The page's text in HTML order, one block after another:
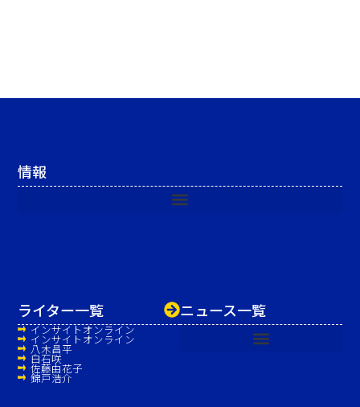
ニュース一覧
ライター一覧
インサイトオンライン
インサイトオンライン
八木昌平
白石咲
佐藤由花子
錦戸浩介
情報